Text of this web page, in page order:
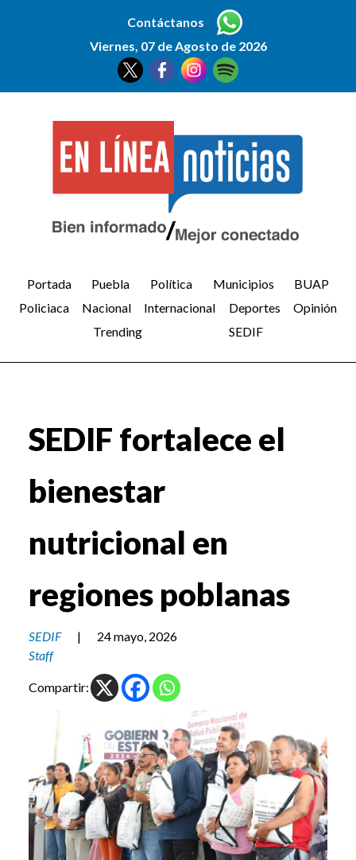
Contáctanos
Viernes, 07 de Agosto de 2026
Portada Puebla Política Municipios
BUAP
Policiaca
Nacional Internacional Deportes
Opinión
Trending
SEDIF
SEDIF fortalece el
bienestar
nutricional en
regiones poblanas
SEDIF |
24 mayo, 2026
Staff
Compartir: